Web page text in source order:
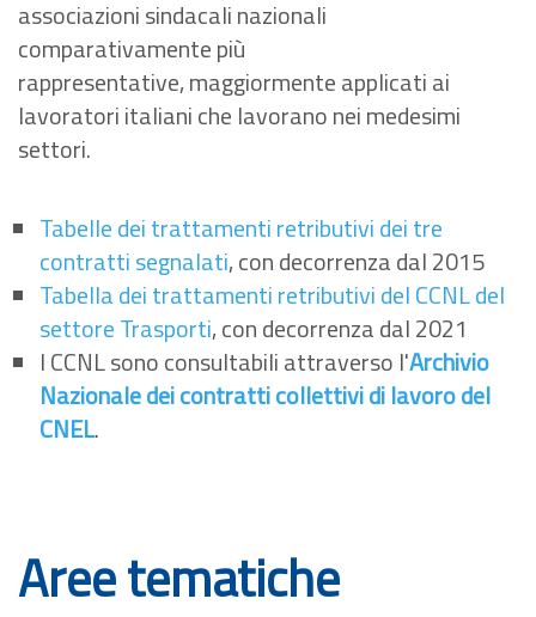
associazioni sindacali nazionali
comparativamente più
rappresentative, maggiormente applicati ai
lavoratori italiani che lavorano nei medesimi
settori.
Tabelle dei trattamenti retributivi dei tre
contratti segnalati, con decorrenza dal 2015
Tabella dei trattamenti retributivi del CCNL del
settore Trasporti, con decorrenza dal 2021
I CCNL sono consultabili attraverso l'Archivio
Nazionale dei contratti collettivi di lavoro del
CNEL.
Aree tematiche